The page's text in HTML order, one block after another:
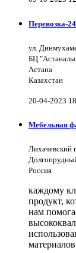
Перевозка-
ул.
БЦ
Астана
Казахстан
20-04-2023
Мебельная
Лихачевский
Россия
каждому
продукт,
нам